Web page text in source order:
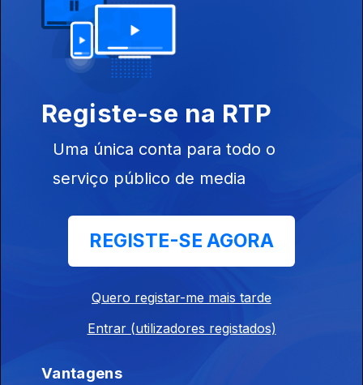
Casa do Povo de Barqueiros - Vira de Barqueiros
Avó e netos em Tabuaço
Ep. 159
24 out. 2025
Avó e netos em Tabuaço - Manjericão da Janela
Míscaros
Suny paryar
Suny paryar - Canção de embalar
Registe-se na RTP
Uma única conta para todo o
serviço público de media
REGISTE-SE AGORA
Quero registar-me mais tarde
Entrar (utilizadores registados)
Vantagens